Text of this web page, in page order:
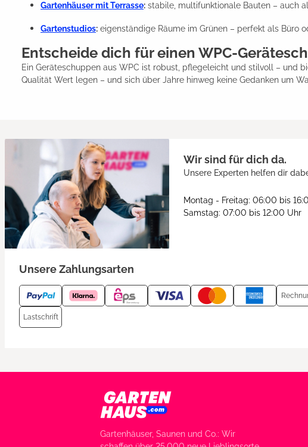
Gartenhäuser mit Terrasse: stabile, multifunktionale Bauten – auch
Gartenstudios: eigenständige Räume im Grünen – perfekt als Büro
Entscheide dich für einen WPC-
Ein Geräteschuppen aus WPC ist robust, pflegeleicht und stilvoll – und
Qualität Wert legen – und sich über Jahre hinweg keine Gedanken um
Wir sind für dich da.
Unsere Experten helfen dir
Montag - Freitag: 06:00 bis
Samstag: 07:00 bis 12:00 Uhr
Unsere Zahlungsarten
Lastschrift
Gartenhäuser, Saunen und Co.: Wir